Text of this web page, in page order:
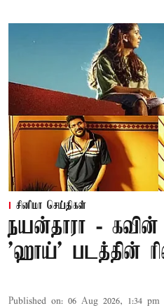
சினிமா செய்திகள்
நயன்தாரா - கவின்
'ஹாய்' படத்தின்
Published on: 06 Aug 2026, 1:34 pm